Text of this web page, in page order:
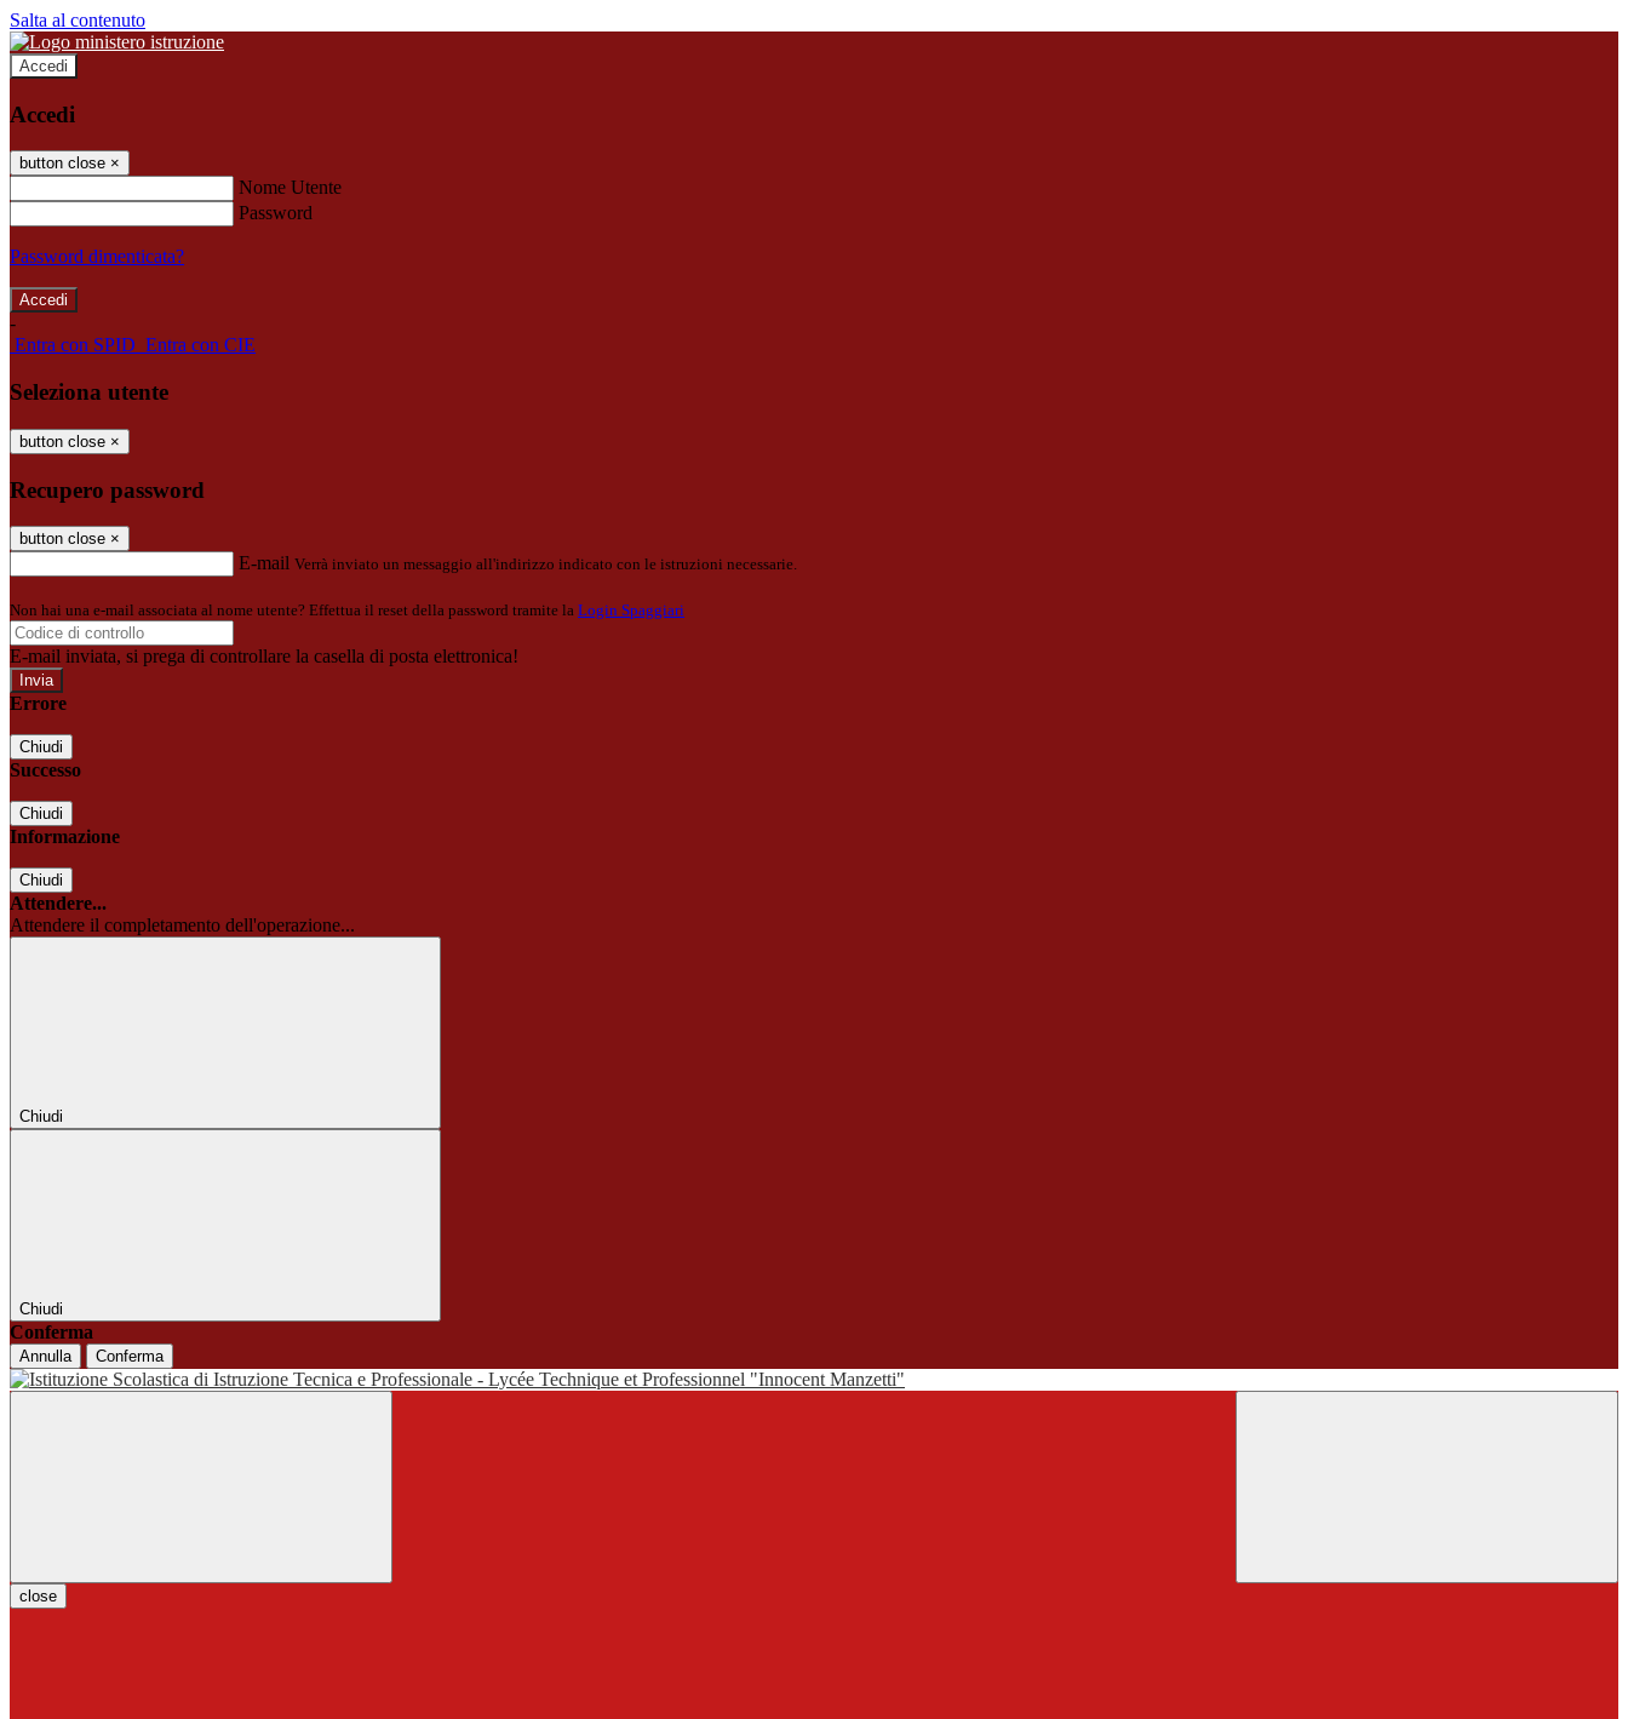
Salta al contenuto
Accedi
Accedi
button close ×
Nome Utente
Password
Password dimenticata?
-
Entra con SPID Entra con CIE
Seleziona utente
button close ×
Recupero password
button close ×
E-mail Verrà inviato un messaggio all'indirizzo indicato con le istruzioni necessarie.
Non hai una e-mail associata al nome utente? Effettua il reset della password tramite la Login Spaggiari
E-mail inviata, si prega di controllare la casella di posta elettronica!
Errore
Chiudi
Successo
Chiudi
Informazione
Chiudi
Attendere...
Attendere il completamento dell'operazione...
Chiudi
Chiudi
Conferma
Annulla Conferma
close